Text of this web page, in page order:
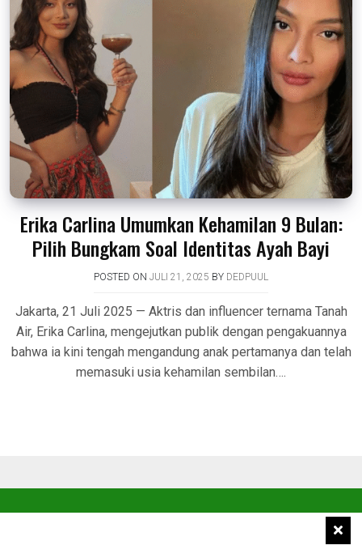
Erika Carlina Umumkan Kehamilan 9 Bulan:
Pilih Bungkam Soal Identitas Ayah Bayi
POSTED ON JULI 21, 2025 BY DEDPUUL
Jakarta, 21 Juli 2025 — Aktris dan influencer ternama Tanah
Air, Erika Carlina, mengejutkan publik dengan pengakuannya
bahwa ia kini tengah mengandung anak pertamanya dan telah
memasuki usia kehamilan sembilan….